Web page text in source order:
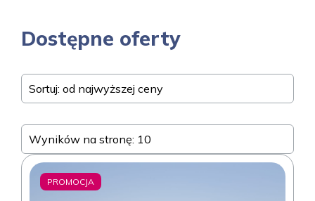
Dostępne oferty
Sortuj: od najwyższej ceny
Wyników na stronę: 10
PROMOCJA